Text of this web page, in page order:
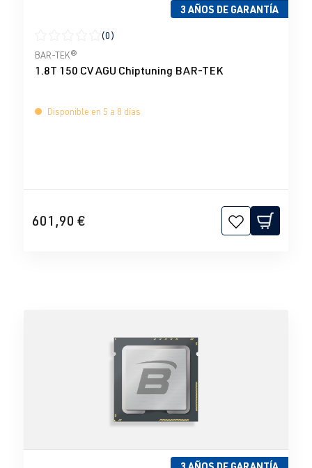
3 AÑOS DE GARANTÍA
Calificación promedio de 0 de 5 estrellas
(0)
BAR-TEK®
1.8T 150 CV AGU Chiptuning BAR-TEK
Disponible en 5 a 8 días
601,90 €